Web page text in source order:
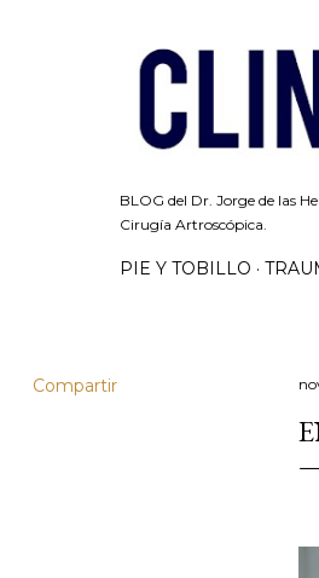
BLOG del Dr. Jorge de las
Cirugía Artroscópica.
PIE Y TOBILLO
Compartir